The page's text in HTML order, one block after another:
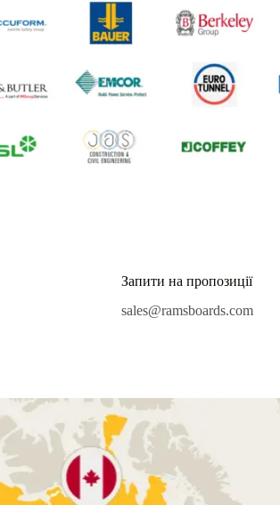
Запити на пропозиції
sales@ramsboards.com